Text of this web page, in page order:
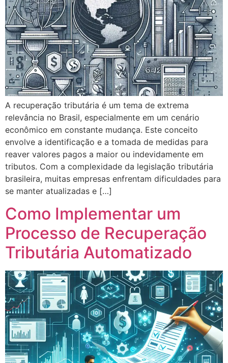
A recuperação tributária é um tema de extrema
relevância no Brasil, especialmente em um cenário
econômico em constante mudança. Este conceito
envolve a identificação e a tomada de medidas para
reaver valores pagos a maior ou indevidamente em
tributos. Com a complexidade da legislação tributária
brasileira, muitas empresas enfrentam dificuldades para
se manter atualizadas e […]
Como Implementar um
Processo de Recuperação
Tributária Automatizado